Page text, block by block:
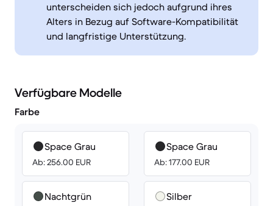
unterscheiden sich jedoch aufgrund ihres
Alters in Bezug auf Software-Kompatibilität
und langfristige Unterstützung.
Verfügbare Modelle
Farbe
Space Grau
Ab: 256.00 EUR
Nachtgrün
Space Grau
Ab: 177.00 EUR
Silber